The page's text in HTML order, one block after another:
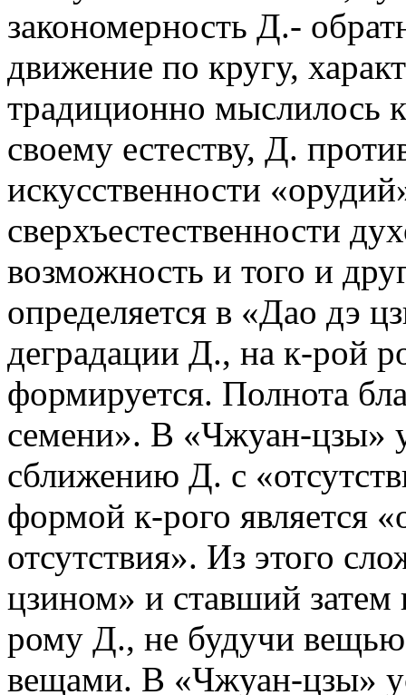
закономерность Д.-
движение по кругу,
традиционно мыслилось
своему естеству, Д.
искусственности
сверхъестественности
возможность и того и
определяется в «Дао дэ
деградации Д., на к-рой
формируется. Полнота
семени». В «Чжуан-цзы»
сближению Д. с
формой к-рого является
отсутствия». Из этого
цзином» и ставший затем
рому Д., не будучи
вещами. В «Чжуан-цзы»